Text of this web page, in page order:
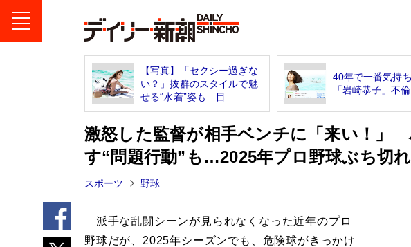
【写真】「セクシー過ぎな
い？」抜群のスタイルで魅
せる“水着”姿も 目...
40年で一番気持
「岩崎恭子」不
激怒した監督が相手ベンチに「来い！」
す“問題行動”も…2025年プロ野球ぶち切
スポーツ 野球
派手な乱闘シーンが見られなくなった近年のプロ
野球だが、2025年シーズンでも、危険球がきっかけ